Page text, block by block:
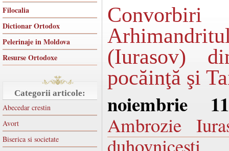
Filocalia
Dictionar Ortodox
Pelerinaje in Moldova
Resurse Ortodoxe
Categorii articole:
Abecedar crestin
Avort
Biserica si societate
Convorbiri
(Iurasov)
pocăinţă şi
noiembrie
Ambrozie
duhovnicesti